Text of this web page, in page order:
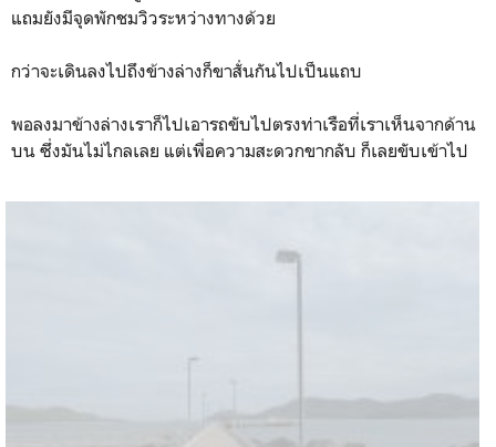
แถมยังมีจุดพักชมวิวระหว่างทางด้วย
กว่าจะเดินลงไปถึงข้างล่างก็ขาสั่นกันไปเป็นแถบ
พอลงมาข้างล่างเราก็ไปเอารถขับไปตรงท่าเรือที่เราเห็นจากด้าน
บน ซึ่งมันไม่ไกลเลย แต่เพื่อความสะดวกขากลับ ก็เลยขับเข้าไป